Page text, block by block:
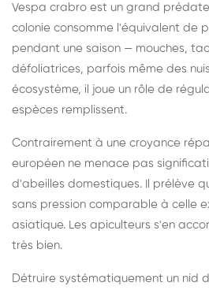
Vespa crabro est un grand
colonie consomme l'équivalent de
pendant une saison — mouches,
défoliatrices, parfois même des
écosystème, il joue un rôle de
espèces remplissent.
Contrairement à une croyance
européen ne menace pas
d'abeilles domestiques. Il prélève
sans pression comparable à celle
asiatique. Les apiculteurs s'en
très bien.
Détruire systématiquement un nid